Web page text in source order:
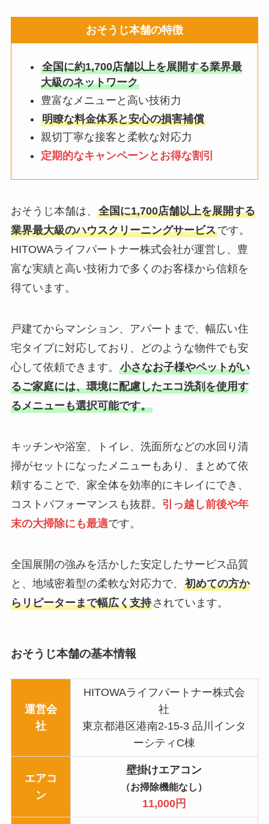
おそうじ本舗の特徴
全国に約1,700店舗以上を展開する業界最
大級のネットワーク
豊富なメニューと高い技術力
明瞭な料金体系と安心の損害補償
親切丁寧な接客と柔軟な対応力
定期的なキャンペーンとお得な割引
おそうじ本舗は、 全国に1,700店舗以上を展開する
業界最大級のハウスクリーニングサービスです。
HITOWAライフパートナー株式会社が運営し、豊
富な実績と高い技術力で多くのお客様から信頼を
得ています。
戸建てからマンション、アパートまで、幅広い住
宅タイプに対応しており、どのような物件でも安
心して依頼できます。 小さなお子様やペットがい
るご家庭には、環境に配慮したエコ洗剤を使用す
るメニューも選択可能です。
キッチンや浴室、トイレ、洗面所などの水回り清
掃がセットになったメニューもあり、まとめて依
頼することで、家全体を効率的にキレイにでき、
コストパフォーマンスも抜群。 引っ越し前後や年
末の大掃除にも最適です。
全国展開の強みを活かした安定したサービス品質
と、地域密着型の柔軟な対応力で、 初めての方か
らリピーターまで幅広く支持されています。
おそうじ本舗の基本情報
運営会
社
HITOWAライフパートナー株式会
社
東京都港区港南2-15-3 品川インタ
ーシティC棟
エアコ
ン
壁掛けエアコン
（お掃除機能なし）
11,000円